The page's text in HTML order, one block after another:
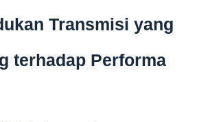
Transmisi yang
terhadap Performa